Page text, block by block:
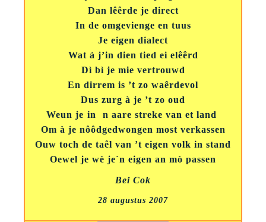
Dan lêêrde je direct
In de omgevienge en tuus
Je eigen dialect
Wat à j’in dien tied ei elêêrd
Dì bì je mie vertrouwd
En dirrem is ’t zo waêrdevol
Dus zurg à je ’t zo oud
Weun je in n aare streke van et land
Om à je nôôdgedwongen most verkassen
Ouw toch de taêl van ’t eigen volk in stand
Oewel je wè je`n eigen an mò passen
Bei Cok
28 augustus 2007